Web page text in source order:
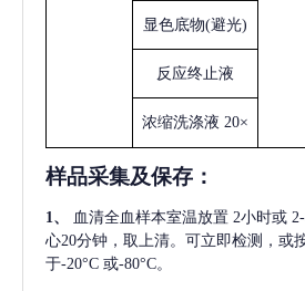
显色底物(避光)
反应终止液
浓缩洗涤液 20×
样品采集及保存 ：
1、 血清全血样本室温放置 2小时或
心20分钟，取上清。可立即检测，或
于-20°C 或-80°C。